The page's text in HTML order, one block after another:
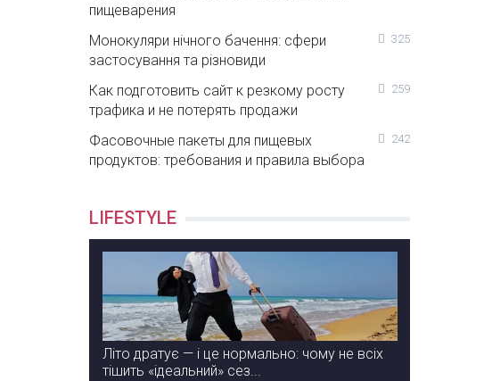
пищеварения
Монокуляри нічного бачення: сфери
застосування та різновиди
325
Как подготовить сайт к резкому росту
трафика и не потерять продажи
259
Фасовочные пакеты для пищевых
продуктов: требования и правила выбора
242
LIFESTYLE
Літо дратує — і це нормально: чому не всіх
тішить «ідеальний» сез...